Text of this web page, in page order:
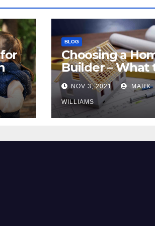
BLOG
Choosing a
Builder – What
Know
NOV 3, 2021 MARK
WILLIAMS